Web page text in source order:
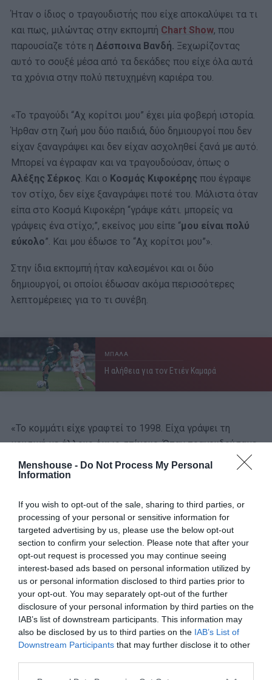
Menshouse - Do Not Process My Personal
Information
If you wish to opt-out of the sale, sharing to third parties, or
processing of your personal or sensitive information for
targeted advertising by us, please use the below opt-out
section to confirm your selection. Please note that after your
opt-out request is processed you may continue seeing
interest-based ads based on personal information utilized by
us or personal information disclosed to third parties prior to
your opt-out. You may separately opt-out of the further
disclosure of your personal information by third parties on the
IAB’s list of downstream participants. This information may
also be disclosed by us to third parties on the IAB’s List of
Downstream Participants that may further disclose it to other
Ήταν ο ίδιος ο τραγουδιστής που είχε αποκαλύψει τα τι
και πως, μιλώντας στην εκπομπή Chart Show, που
παρουσίαζε τότε η Δέσποινα Βανδή. Ξεχωρίζοντας
αυτό το σουξέ μέσα από τα δεκάδες που είχε όλα αυτά
τα χρόνια στην πολύ πετυχημένη καριέρα του.
«Το τραγούδι “Αχ κορίτσι μου” έχει μία φοβερή ιστορία.
Ήρθαν στη ζωή μου δύο παιδιά, δύο δημιουργοί που δεν
είχαν ξαναγράψει και δεν είχαν ασχοληθεί ξανά με αυτό.
Μπορεί να έγραφαν και να τραγουδούσαν, όπως ο
Αλέξης Σέρκος. Και ο Κοσμάς Κιφοκέρης που έγραψε
τον στίχο, δεν είχε ξαναγράψει ποτέ του. Μάλιστα όταν
είπα στο Κοσμά Κιφοκέρη “γράψε κάτι. μπορείς να
γράψεις ένα στίχο;”, εκείνος μου είπε “μου είναι πολύ
εύκολο”. Και μου έδωσε το “Αχ κορίτσι μου”».
Στην ίδια εκπομπή ήταν καλεσμένοι και οι δύο
δημιουργοί, οι οποίοι έδωσαν ακόμα περισσότερες
λεπτομέρειες για το τι συνέβη.
ΜΠΑΛΑ
Η αλήθεια για τον Ετιέν Καμαρά
«Το κομμάτι είχε γραφτεί το 1998. Είχα γράψει τη
μουσική με άλλους όμως στίχους. Όταν τραγουδούσαμε
στο Romeo με τον
Γιώργο Τσαλίκη,
του έλεγα ότι “το
τραγούδι μου χαραμίζεται και έπρεπε να το πει ένας
έχεις ζαλίσει. Ο Γιάννης είναι γνωστός σου. Πήγαινέ του
το τραγούδι”» ανέφερε αρχικά ο Αλέξης Σέρκος.
«Χάρη στον Γιώργο Τσαλίκη που επέμενε, πήγα στον
Γιάννη. Εκείνος μου είπε “τι ωραίο τραγούδι είναι αυτό;
Μπορείς να γράψεις στίχο που να υμνεί τον έρωτα;”.
Νόμιζα ότι πήγαινε να με αποφύγει. Εγώ δεν μπορώ να
γράψω στίχο πάνω σε στίχο που έχω ήδη γράψει και
του είπα “‘Ασ’ το δεν πειράζει”. Γύρισα πίσω και ο
Γιώργος Τσαλίκης μου είπε “Ο Νο1 τραγουδιστής στην
Ελλάδα σε παρακαλάει και εσύ το παίζεις δύσκολος.